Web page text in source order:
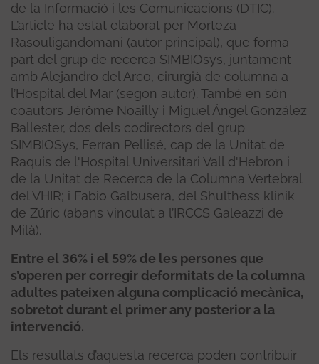
de la Informació i les Comunicacions (DTIC).
L’article ha estat elaborat per Morteza
Rasouligandomani (autor principal), que forma
part del grup de recerca SIMBIOsys, juntament
amb Alejandro del Arco, cirurgià de columna a
l’Hospital del Mar (segon autor). També en són
coautors Jérôme Noailly i Miguel Ángel González
Ballester, dos dels codirectors del grup
SIMBIOSys, Ferran Pellisé, cap de la Unitat de
Raquis de l'Hospital Universitari Vall d'Hebron i
de la Unitat de Recerca de la Columna Vertebral
del VHIR; i Fabio Galbusera, del Shulthess klinik
de Zúric (abans vinculat a l’IRCCS Galeazzi de
Milà).
Entre el 36% i el 59% de les persones que
s’operen per corregir deformitats de la columna
adultes pateixen alguna complicació mecànica,
sobretot durant el primer any posterior a la
intervenció.
Els resultats d’aquesta recerca poden contribuir